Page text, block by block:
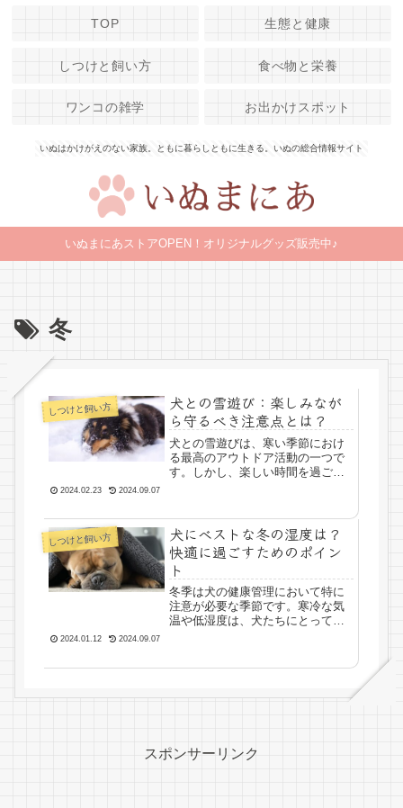
いぬはかけがえのない家族。ともに暮らしともに生きる。いぬの総合情報サイト
TOP 生態と健康
しつけと飼い方 食べ物と栄養
ワンコの雑学 お出かけスポット
いぬまにあストアOPEN！オリジナルグッズ販売中♪
冬
しつけと飼い方
犬との雪遊び：楽しみなが
ら守るべき注意点とは？
犬との雪遊びは、寒い季節におけ
る最高のアウトドア活動の一つで
す。しかし、楽しい時間を過ごす
き情報と、事前に準備しておくべ
きことを詳しく解説します。犬
と...
2024.02.23 2024.09.07
しつけと飼い方
犬にベストな冬の湿度は？
快適に過ごすためのポイン
ト
冬季は犬の健康管理において特に
注意が必要な季節です。寒冷な気
温や低湿度は、犬たちにとってさ
2024.01.12 2024.09.07
スポンサーリンク